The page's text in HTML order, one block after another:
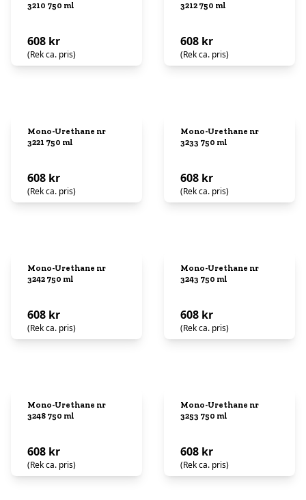
3210 750 ml
608 kr
(Rek ca. pris)
3212 750 ml
608 kr
(Rek ca. pris)
Mono-Urethane nr
3221 750 ml
608 kr
(Rek ca. pris)
Mono-Urethane nr
3233 750 ml
608 kr
(Rek ca. pris)
Mono-Urethane nr
3242 750 ml
608 kr
(Rek ca. pris)
Mono-Urethane nr
3243 750 ml
608 kr
(Rek ca. pris)
Mono-Urethane nr
3248 750 ml
608 kr
(Rek ca. pris)
Mono-Urethane nr
3253 750 ml
608 kr
(Rek ca. pris)